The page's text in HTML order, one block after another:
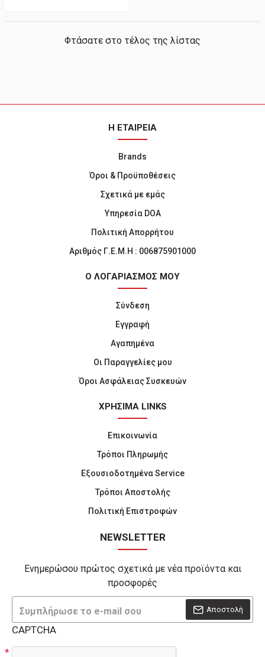
Φτάσατε στο τέλος της λίστας
Η ΕΤΑΙΡΕΙΑ
Brands
Όροι & Προϋποθέσεις
Σχετικά με εμάς
Υπηρεσία DOA
Πολιτική Απορρήτου
Αριθμός Γ.Ε.Μ.Η : 006875901000
Ο ΛΟΓΑΡΙΑΣΜΟΣ ΜΟΥ
Σύνδεση
Εγγραφή
Αγαπημένα
Οι Παραγγελίες μου
Όροι Ασφάλειας Συσκευών
ΧΡΗΣΙΜΑ LINKS
Επικοινωνία
Τρόποι Πληρωμής
Εξουσιοδοτημένα Service
Τρόποι Αποστολής
Πολιτική Επιστροφών
NEWSLETTER
Ενημερώσου πρώτος σχετικά με νέα προϊόντα και
προσφορές
Αποστολή
CAPTCHA